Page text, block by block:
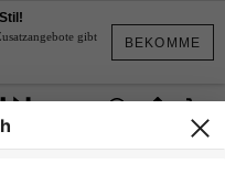
BEKOMME
gibt